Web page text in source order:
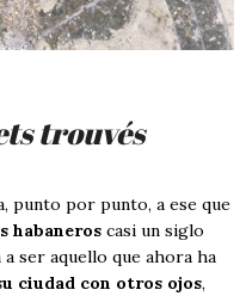
trouvés
punto por punto, a ese que
habaneros casi un siglo
a ser aquello que ahora ha
ciudad con otros ojos,